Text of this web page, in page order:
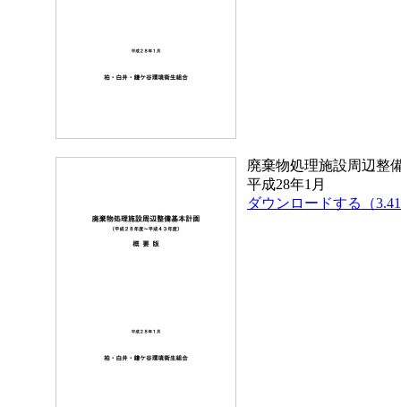
廃棄物処理施設周辺整
平成28年1月
ダウンロードする（